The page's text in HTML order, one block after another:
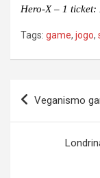
Hero-X – 1 ticket:
Tags: game, jogo,
Veganismo